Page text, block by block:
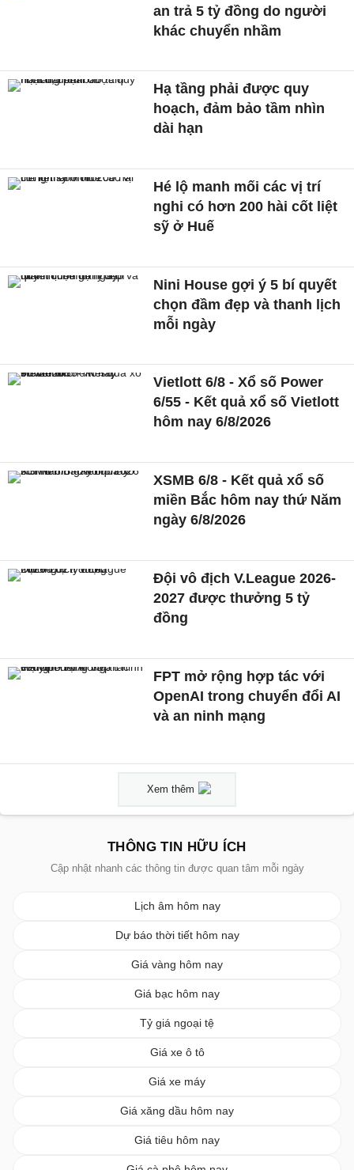
an trả 5 tỷ đồng do người
khác chuyển nhầm
Hạ tầng phải được quy
hoạch, đảm bảo tầm nhìn
dài hạn
Hé lộ manh mối các vị trí
nghi có hơn 200 hài cốt liệt
sỹ ở Huế
Nini House gợi ý 5 bí quyết
chọn đầm đẹp và thanh lịch
mỗi ngày
Vietlott 6/8 - Xổ số Power
6/55 - Kết quả xổ số Vietlott
hôm nay 6/8/2026
XSMB 6/8 - Kết quả xổ số
miền Bắc hôm nay thứ Năm
ngày 6/8/2026
Đội vô địch V.League 2026-
2027 được thưởng 5 tỷ
đồng
FPT mở rộng hợp tác với
OpenAI trong chuyển đổi AI
và an ninh mạng
Xem thêm
THÔNG TIN HỮU ÍCH
Cập nhật nhanh các thông tin được quan tâm mỗi ngày
Lịch âm hôm nay
Dự báo thời tiết hôm nay
Giá vàng hôm nay
Giá bạc hôm nay
Tỷ giá ngoại tệ
Giá xe ô tô
Giá xe máy
Giá xăng dầu hôm nay
Giá tiêu hôm nay